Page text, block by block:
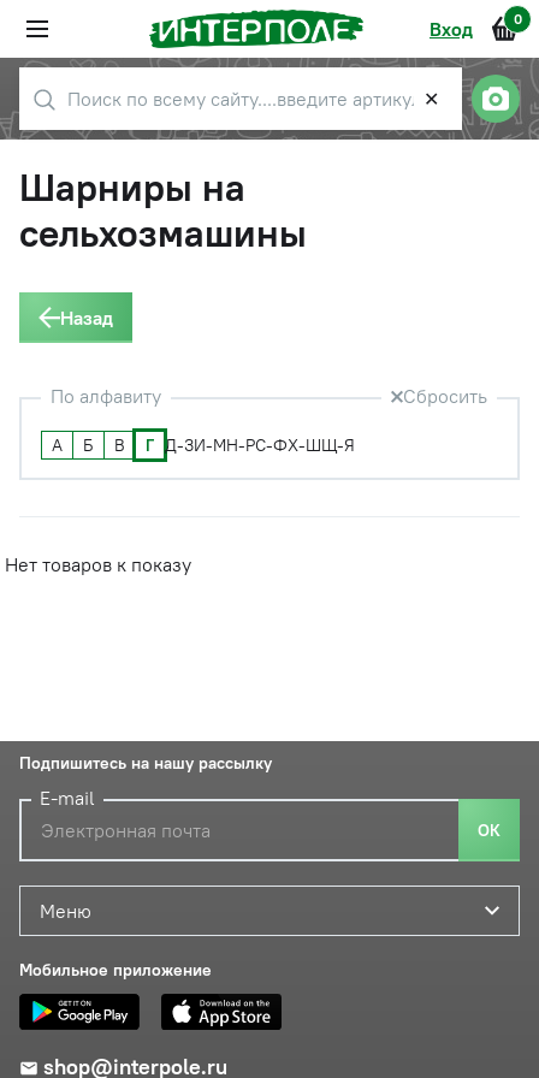
Вход 0
✕
Шарниры на
сельхозмашины
Назад
По алфавиту Сбросить
А Б В Г Д-ЗИ-МН-РС-ФХ-ШЩ-Я
Нет товаров к показу
Меню
Мобильное приложение
shop@interpole.ru
Подпишитесь на нашу рассылку
E-mail
ОК